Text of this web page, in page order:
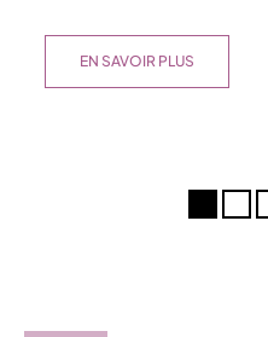
EN SAVOIR PLUS